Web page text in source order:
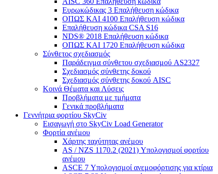
Ευρωκώδικας 3 Επαλήθευση κώδικα
ΟΠΩΣ ΚΑΙ 4100 Επαλήθευση κώδικα
Επαλήθευση κώδικα CSA S16
NDS® 2018 Επαλήθευση κώδικα
ΟΠΩΣ ΚΑΙ 1720 Επαλήθευση κώδικα
Σύνθετος σχεδιασμός
Παράδειγμα σύνθετου σχεδιασμού AS2327
Σχεδιασμός σύνθετης δοκού
Σχεδιασμός σύνθετης δοκού AISC
Κοινά Θέματα και Λύσεις
Προβλήματα με τμήματα
Γενικά προβλήματα
Γεννήτρια φορτίου SkyCiv
Εισαγωγή στο SkyCiv Load Generator
Φορτία ανέμου
Χάρτης ταχύτητας ανέμου
AS / NZS 1170.2 (2021) Υπολογισμοί φορτίου
ανέμου
ASCE 7 Υπολογισμοί ανεμοφόρτισης για κτίρια